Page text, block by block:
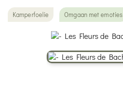
Kamperfoelie Omgaan met emoties